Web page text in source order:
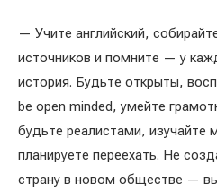
— Учите английский,
источников и помните — у
история. Будьте открыты,
be open minded, умейте
будьте реалистами, изучайте
планируете переехать. Не
страну в новом обществе —